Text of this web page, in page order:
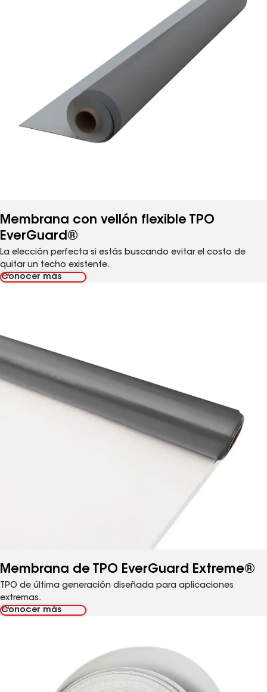
Membrana con vellón flexible TPO
EverGuard®
La elección perfecta si estás buscando evitar el costo de
quitar un techo existente.
Conocer más
Membrana de TPO EverGuard Extreme®
TPO de última generación diseñada para aplicaciones
extremas.
Conocer más